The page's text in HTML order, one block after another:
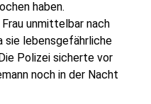
haben.
unmittelbar nach
sie lebensgefährliche
Polizei sicherte vor
noch in der Nacht